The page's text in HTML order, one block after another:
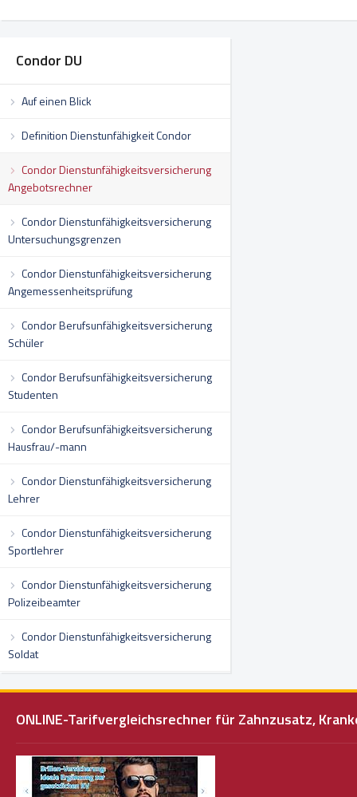
Condor DU
Auf einen Blick
Definition Dienstunfähigkeit Condor
Condor Dienstunfähigkeitsversicherung
Angebotsrechner
Condor Dienstunfähigkeitsversicherung
Untersuchungsgrenzen
Condor Dienstunfähigkeitsversicherung
Angemessenheitsprüfung
Condor Berufsunfähigkeitsversicherung
Schüler
Condor Berufsunfähigkeitsversicherung
Studenten
Condor Berufsunfähigkeitsversicherung
Hausfrau/-mann
Condor Dienstunfähigkeitsversicherung
Lehrer
Condor Dienstunfähigkeitsversicherung
Sportlehrer
Condor Dienstunfähigkeitsversicherung
Polizeibeamter
Condor Dienstunfähigkeitsversicherung
Soldat
ONLINE-Tarifvergleichsrechner für Zahnzusatz,